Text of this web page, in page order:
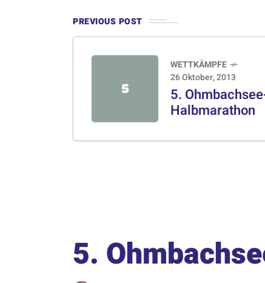
PREVIOUS POST
5
WETTKÄMPFE
26 Oktober, 2013
5.
Halbmarathon
5.